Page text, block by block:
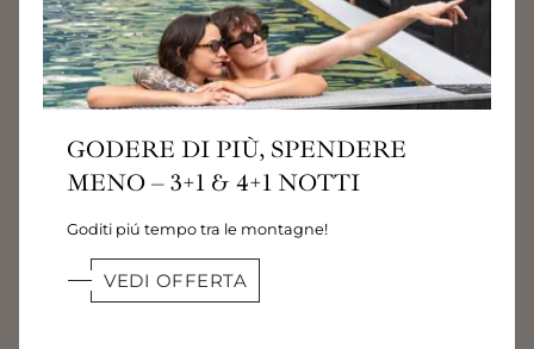
Messaggio
trattamento dei dati personali
GODERE DI PIÙ, SPENDERE
MENO – 3+1 & 4+1 NOTTI
Goditi piú tempo tra le montagne!
VEDI OFFERTA